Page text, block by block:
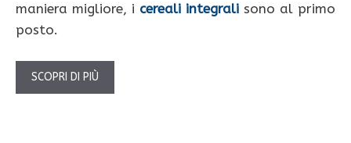
maniera migliore, i cereali integrali sono al primo
posto.
SCOPRI DI PIÙ